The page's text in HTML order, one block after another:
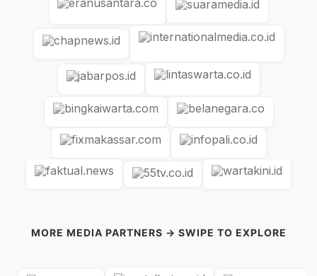
MORE MEDIA PARTNERS → SWIPE TO EXPLORE